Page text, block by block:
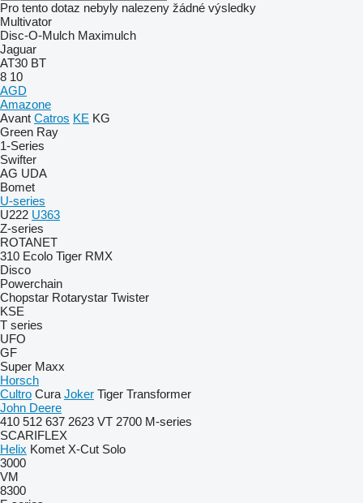
Pro tento dotaz nebyly nalezeny žádné výsledky
Multivator
Disc-O-Mulch Maximulch
Jaguar
AT30 BT
8 10
AGD
Amazone
Avant Catros KE KG
Green Ray
1-Series
Swifter
AG UDA
Bomet
U-series
U222 U363
Z-series
ROTANET
310 Ecolo Tiger RMX
Disco
Powerchain
Chopstar Rotarystar Twister
KSE
T series
UFO
GF
Super Maxx
Horsch
Cultro Cura Joker Tiger Transformer
John Deere
410 512 637 2623 VT 2700 M-series
SCARIFLEX
Helix Komet X-Cut Solo
3000
VM
8300